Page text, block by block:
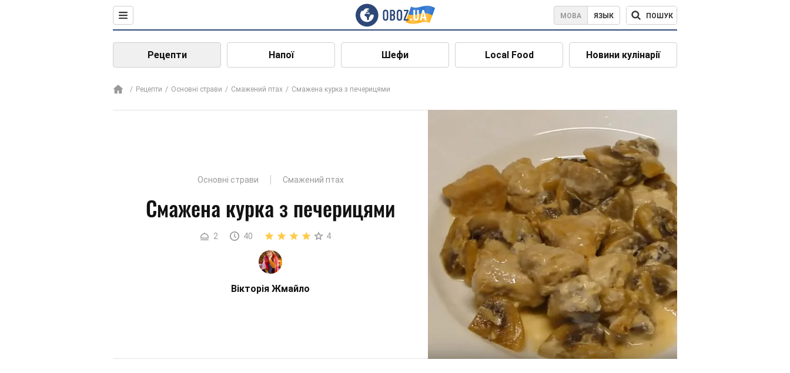
МОВА ЯЗЫК ПОШУК
Рецепти Напої Шефи Local Food Новини кулінарії
Рецепти Основні страви Смажений птах Смажена курка з печерицями
Основні страви Смажений птах
Смажена курка з печерицями
2 40 4
Вікторія Жмайло